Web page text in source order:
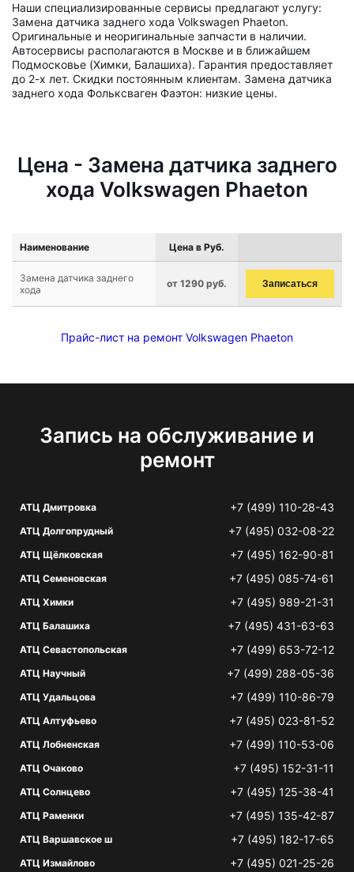
Наши специализированные сервисы предлагают услугу:
Замена датчика заднего хода Volkswagen Phaeton.
Оригинальные и неоригинальные запчасти в наличии.
Автосервисы располагаются в Москве и в ближайшем
Подмосковье (Химки, Балашиха). Гарантия предоставляет
до 2-х лет. Скидки постоянным клиентам. Замена датчика
заднего хода Фольксваген Фаэтон: низкие цены.
Цена - Замена датчика заднего
хода Volkswagen Phaeton
Наименование Цена в Руб.
Замена датчика заднего
хода
от 1290 руб. Записаться
Прайс-лист на ремонт Volkswagen Phaeton
Запись на обслуживание и
ремонт
АТЦ Дмитровка +7 (499) 110-28-43
АТЦ Долгопрудный +7 (495) 032-08-22
АТЦ Щёлковская +7 (495) 162-90-81
АТЦ Семеновская +7 (495) 085-74-61
АТЦ Химки +7 (495) 989-21-31
АТЦ Балашиха +7 (495) 431-63-63
АТЦ Севастопольская +7 (499) 653-72-12
АТЦ Научный +7 (499) 288-05-36
АТЦ Удальцова +7 (499) 110-86-79
АТЦ Алтуфьево +7 (495) 023-81-52
АТЦ Лобненская +7 (499) 110-53-06
АТЦ Очаково +7 (495) 152-31-11
АТЦ Солнцево +7 (495) 125-38-41
АТЦ Раменки +7 (495) 135-42-87
АТЦ Варшавское ш +7 (495) 182-17-65
АТЦ Измайлово +7 (495) 021-25-26